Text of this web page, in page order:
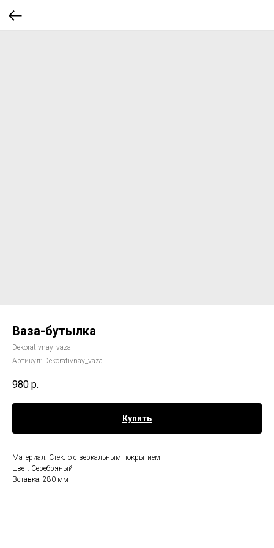
Ваза-бутылка
Dekorativnay_vaza
Артикул: Dekorativnay_vaza
980 р.
Купить
Материал: Стекло с зеркальным покрытием
Цвет: Серебряный
Вставка: 280 мм